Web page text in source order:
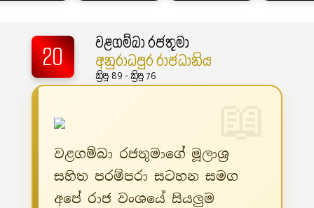
20
වළගම්බා රජතුමා
අනුරාධපුර රාජධානිය
ක්‍රිපූ 89 - ක්‍රිපූ 76
වළගම්බා රජතුමාගේ මූලාශ්‍ර
සහිත පරම්පරා සටහන සමග
අපේ රාජ වංශයේ සියලුම